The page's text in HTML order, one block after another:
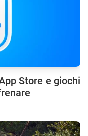
Store e giochi